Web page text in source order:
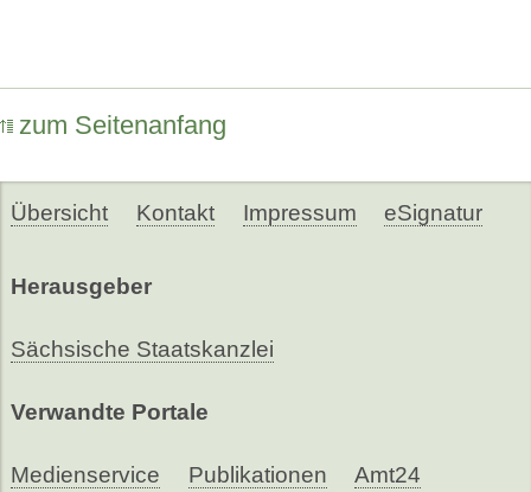
zum Seitenanfang
Übersicht Kontakt Impressum eSignatur
Herausgeber
Sächsische Staatskanzlei
Verwandte Portale
Medienservice Publikationen Amt24